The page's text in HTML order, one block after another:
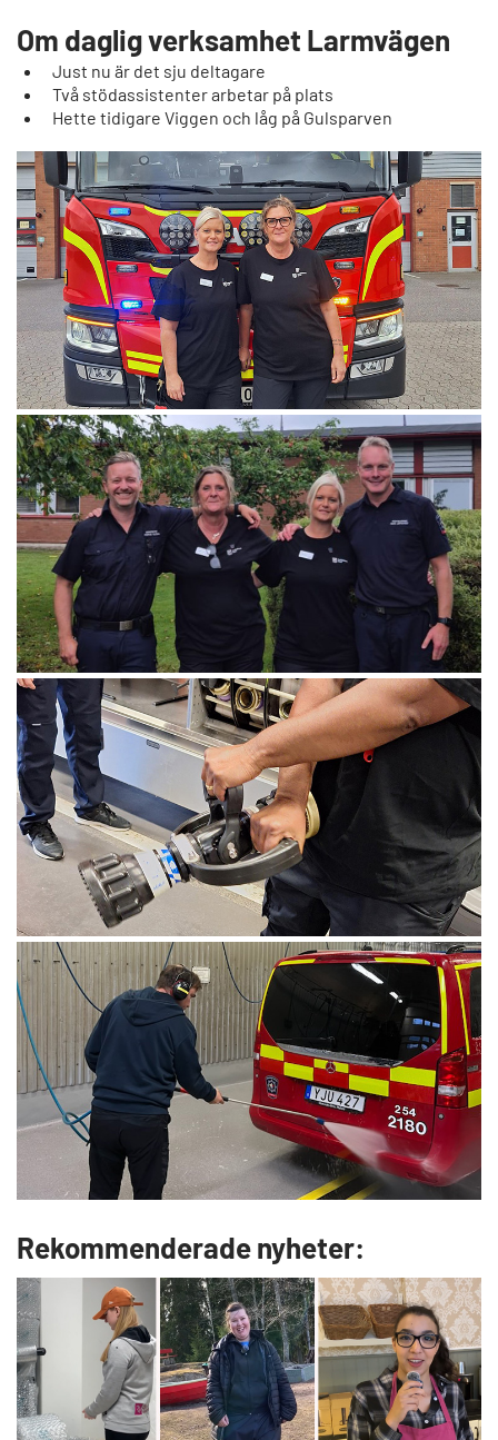
Om daglig verksamhet Larmvägen
Just nu är det sju deltagare
Två stödassistenter arbetar på plats
Hette tidigare Viggen och låg på Gulsparven
Rekommenderade nyheter: